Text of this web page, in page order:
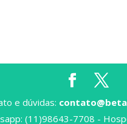
e dúvidas:
(11)98643-7708 -